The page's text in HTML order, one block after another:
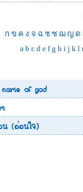
ก ข ค ง จ ฉ ช ซ ฌ ญ ด
a b c d e f g h i j k l
of god
น (อ่อนใจ)
วายหัวใจ 18))
าร้า)
าร์ Mr.Team
ทพิน เลี่ยมอยู่
หนาม)
พลอยโจร)